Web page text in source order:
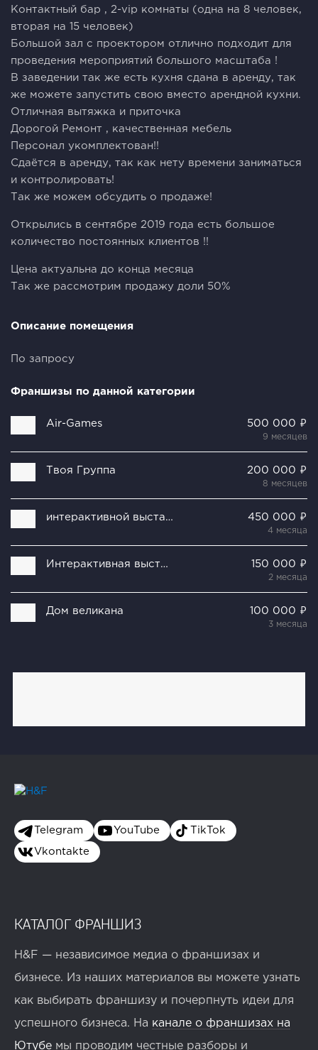
Контактный бар , 2-vip комнаты (одна на 8 человек,
вторая на 15 человек)
Большой зал с проектором отлично подходит для
проведения мероприятий большого масштаба !
В заведении так же есть кухня сдана в аренду, так
же можете запустить свою вместо арендной кухни.
Отличная вытяжка и приточка
Дорогой Ремонт , качественная мебель
Персонал укомплектован!!
Сдаётся в аренду, так как нету времени заниматься
и контролировать!
Так же можем обсудить о продаже!
Открылись в сентябре 2019 года есть большое
количество постоянных клиентов !!
Цена актуальна до конца месяца
Так же рассмотрим продажу доли 50%
Описание помещения
По запросу
Франшизы по данной категории
Air-Games 500 000 ₽
9 месяцев
Твоя Группа 200 000 ₽
8 месяцев
интерактивной выставки «Королевские игры» 450 000 ₽
4 месяца
Интерактивная выставка 3D картин 150 000 ₽
2 месяца
Дом великана 100 000 ₽
3 месяца
Telegram YouTube TikTok
Vkontakte
КАТАЛОГ ФРАНШИЗ
H&F — независимое медиа о франшизах и
бизнесе. Из наших материалов вы можете узнать
как выбирать франшизу и почерпнуть идеи для
успешного бизнеса. На канале о франшизах на
Ютубе мы проводим честные разборы и